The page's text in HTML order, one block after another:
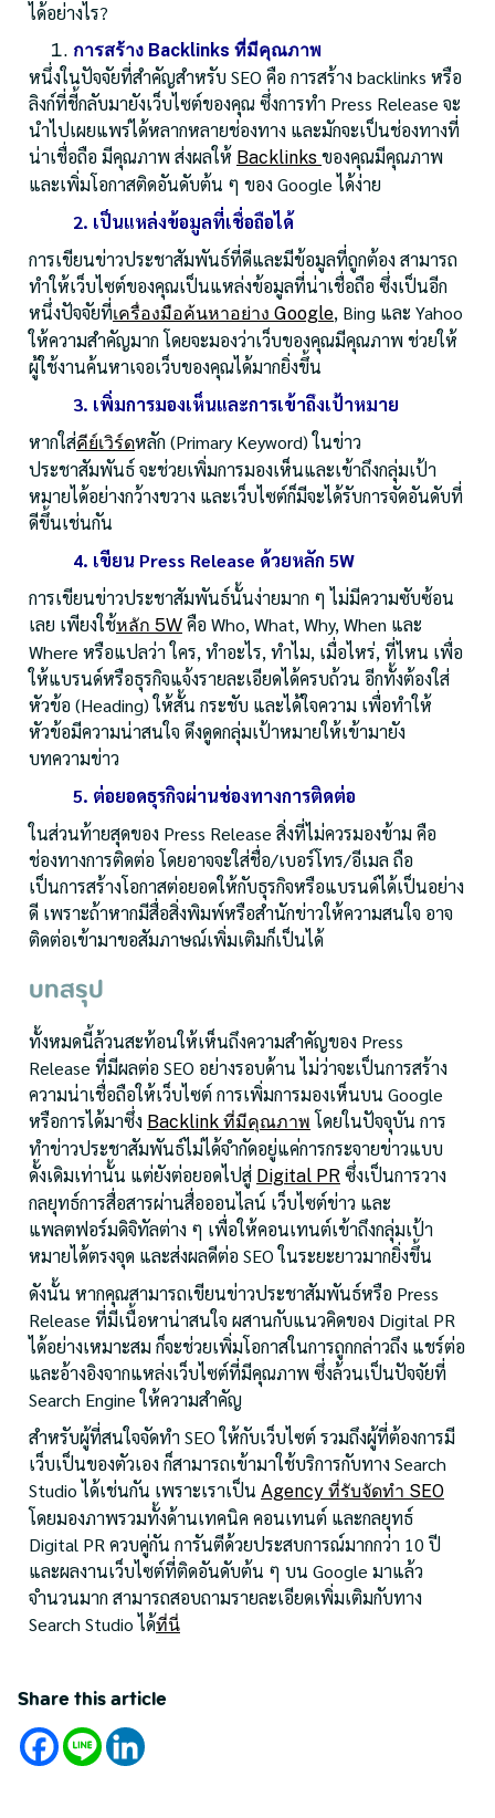
ได้อย่างไร?
การสร้าง Backlinks ที่มีคุณภาพ
หนึ่งในปัจจัยที่สำคัญสำหรับ SEO คือ การสร้าง backlinks หรือ
ลิงก์ที่ชี้กลับมายังเว็บไซต์ของคุณ ซึ่งการทำ Press Release จะ
นำไปเผยแพร่ได้หลากหลายช่องทาง และมักจะเป็นช่องทางที่
น่าเชื่อถือ มีคุณภาพ ส่งผลให้ Backlinks ของคุณมีคุณภาพ
และเพิ่มโอกาสติดอันดับต้น ๆ ของ Google ได้ง่าย
2. เป็นแหล่งข้อมูลที่เชื่อถือได้
การเขียนข่าวประชาสัมพันธ์ที่ดีและมีข้อมูลที่ถูกต้อง สามารถ
ทำให้เว็บไซต์ของคุณเป็นแหล่งข้อมูลที่น่าเชื่อถือ ซึ่งเป็นอีก
หนึ่งปัจจัยที่เครื่องมือค้นหาอย่าง Google, Bing และ Yahoo
ให้ความสำคัญมาก โดยจะมองว่าเว็บของคุณมีคุณภาพ ช่วยให้
ผู้ใช้งานค้นหาเจอเว็บของคุณได้มากยิ่งขึ้น
3. เพิ่มการมองเห็นและการเข้าถึงเป้าหมาย
หากใส่คีย์เวิร์ดหลัก (Primary Keyword) ในข่าว
ประชาสัมพันธ์ จะช่วยเพิ่มการมองเห็นและเข้าถึงกลุ่มเป้า
หมายได้อย่างกว้างขวาง และเว็บไซต์ก็มีจะได้รับการจัดอันดับที่
ดีขึ้นเช่นกัน
4. เขียน Press Release ด้วยหลัก 5W
การเขียนข่าวประชาสัมพันธ์นั้นง่ายมาก ๆ ไม่มีความซับซ้อน
เลย เพียงใช้หลัก 5W คือ Who, What, Why, When และ
Where หรือแปลว่า ใคร, ทำอะไร, ทำไม, เมื่อไหร่, ที่ไหน เพื่อ
ให้แบรนด์หรือธุรกิจแจ้งรายละเอียดได้ครบถ้วน อีกทั้งต้องใส่
หัวข้อ (Heading) ให้สั้น กระชับ และได้ใจความ เพื่อทำให้
หัวข้อมีความน่าสนใจ ดึงดูดกลุ่มเป้าหมายให้เข้ามายัง
บทความข่าว
5. ต่อยอดธุรกิจผ่านช่องทางการติดต่อ
ในส่วนท้ายสุดของ Press Release สิ่งที่ไม่ควรมองข้าม คือ
ช่องทางการติดต่อ โดยอาจจะใส่ชื่อ/เบอร์โทร/อีเมล ถือ
เป็นการสร้างโอกาสต่อยอดให้กับธุรกิจหรือแบรนด์ได้เป็นอย่าง
ดี เพราะถ้าหากมีสื่อสิ่งพิมพ์หรือสำนักข่าวให้ความสนใจ อาจ
ติดต่อเข้ามาขอสัมภาษณ์เพิ่มเติมก็เป็นได้
บทสรุป
ทั้งหมดนี้ล้วนสะท้อนให้เห็นถึงความสำคัญของ Press
Release ที่มีผลต่อ SEO อย่างรอบด้าน ไม่ว่าจะเป็นการสร้าง
ความน่าเชื่อถือให้เว็บไซต์ การเพิ่มการมองเห็นบน Google
หรือการได้มาซึ่ง Backlink ที่มีคุณภาพ โดยในปัจจุบัน การ
ทำข่าวประชาสัมพันธ์ไม่ได้จำกัดอยู่แค่การกระจายข่าวแบบ
ดั้งเดิมเท่านั้น แต่ยังต่อยอดไปสู่ Digital PR ซึ่งเป็นการวาง
กลยุทธ์การสื่อสารผ่านสื่อออนไลน์ เว็บไซต์ข่าว และ
แพลตฟอร์มดิจิทัลต่าง ๆ เพื่อให้คอนเทนต์เข้าถึงกลุ่มเป้า
หมายได้ตรงจุด และส่งผลดีต่อ SEO ในระยะยาวมากยิ่งขึ้น
ดังนั้น หากคุณสามารถเขียนข่าวประชาสัมพันธ์หรือ Press
Release ที่มีเนื้อหาน่าสนใจ ผสานกับแนวคิดของ Digital PR
ได้อย่างเหมาะสม ก็จะช่วยเพิ่มโอกาสในการถูกกล่าวถึง แชร์ต่อ
และอ้างอิงจากแหล่งเว็บไซต์ที่มีคุณภาพ ซึ่งล้วนเป็นปัจจัยที่
Search Engine ให้ความสำคัญ
สำหรับผู้ที่สนใจจัดทำ SEO ให้กับเว็บไซต์ รวมถึงผู้ที่ต้องการมี
เว็บเป็นของตัวเอง ก็สามารถเข้ามาใช้บริการกับทาง Search
Studio ได้เช่นกัน เพราะเราเป็น Agency ที่รับจัดทำ SEO
โดยมองภาพรวมทั้งด้านเทคนิค คอนเทนต์ และกลยุทธ์
Digital PR ควบคู่กัน การันตีด้วยประสบการณ์มากกว่า 10 ปี
และผลงานเว็บไซต์ที่ติดอันดับต้น ๆ บน Google มาแล้ว
จำนวนมาก สามารถสอบถามรายละเอียดเพิ่มเติมกับทาง
Search Studio ได้ที่นี่
Share this article